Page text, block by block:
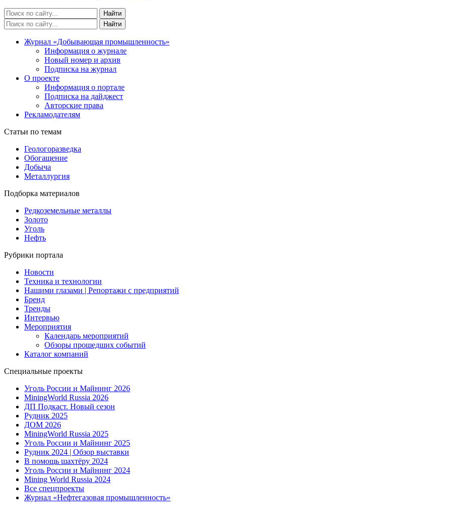
Журнал «Добывающая промышленность»
Информация о журнале
Новый номер и архив
Подписка на журнал
О проекте
Информация о портале
Подписка на дайджест
Авторские права
Рекламодателям
Статьи по темам
Геологоразведка
Обогащение
Добыча
Металлургия
Подборка материалов
Редкоземельные металлы
Золото
Уголь
Нефть
Рубрики портала
Новости
Техника и технологии
Нашими глазами | Репортажи с предприятий
Бренд
Тренды
Интервью
Мероприятия
Календарь мероприятий
Обзоры прошедших событий
Каталог компаний
Специальные проекты
Уголь России и Майнинг 2026
MiningWorld Russia 2026
ДП Подкаст. Новый сезон
Рудник 2025
ДОМ 2026
MiningWorld Russia 2025
Уголь России и Майнинг 2025
Рудник 2024 | Обзор выставки
В помощь шахтёру 2024
Уголь России и Майнинг 2024
Mining World Russia 2024
Все спецпроекты
Журнал «Нефтегазовая промышленность»